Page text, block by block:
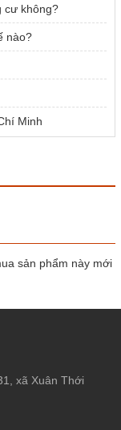
cư không?
nào?
Minh
sản phẩm này mới
xã Xuân Thới